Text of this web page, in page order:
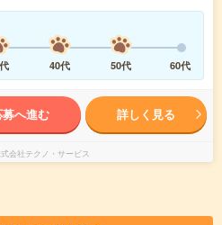
40代 50代 60代
募へ進む 詳しく見る
会社テクノ・サービス